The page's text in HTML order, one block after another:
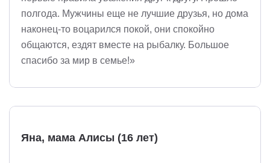
полгода. Мужчины еще не лучшие друзья, но дома
наконец-то воцарился покой, они спокойно
общаются, ездят вместе на рыбалку. Большое
спасибо за мир в семье!»
Яна, мама Алисы (16 лет)